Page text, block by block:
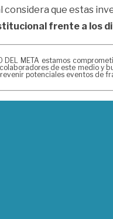
considera que estas
frente a los
DEL META estamos
de este medio y
potenciales eventos de